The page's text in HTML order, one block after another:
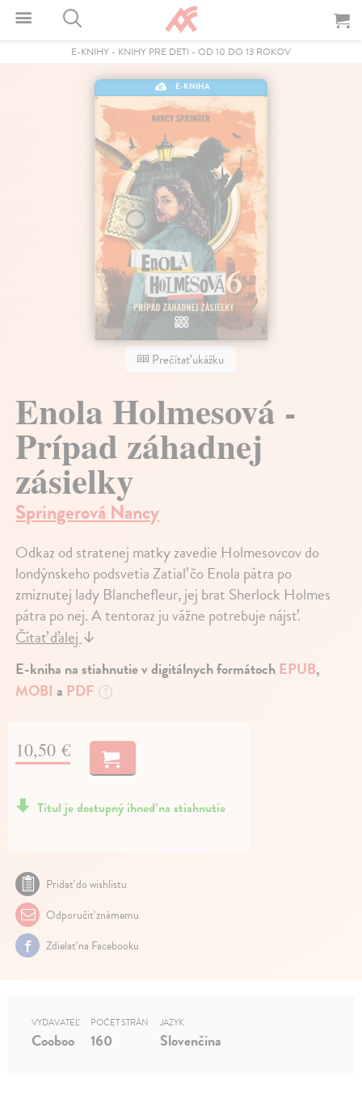
E-KNIHY - KNIHY PRE DETI - OD 10 DO 13 ROKOV
E-KNIHA
Prečítať ukážku
Enola Holmesová -
Prípad záhadnej
zásielky
Springerová Nancy
Odkaz od stratenej matky zavedie Holmesovcov do
londýnskeho podsvetia Zatiaľ čo Enola pátra po
zmiznutej lady Blanchefleur, jej brat Sherlock Holmes
pátra po nej. A tentoraz ju vážne potrebuje nájsť.
Čítať ďalej↓
E-kniha na stiahnutie v digitálnych formátochEPUB,
MOBI a PDF ?
10,50 €
Titul je dostupný ihneď na stiahnutie
Pridať do wishlistu
Odporučiť známemu
Zdielať na Facebooku
VYDAVATEĽ
Cooboo
POČET STRÁN
160
JAZYK
Slovenčina